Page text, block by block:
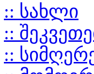
:: სახლი
::
::